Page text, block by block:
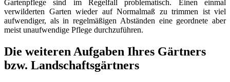
Gartenpflege sind im Regelfall problematisch. Einen einmal
verwilderten Garten wieder auf Normalmaß zu trimmen ist viel
aufwendiger, als in regelmäßigen Abständen eine geordnete aber
meist unaufwendige Pflege durchzuführen.
Die weiteren Aufgaben Ihres Gärtners
bzw. Landschaftsgärtners